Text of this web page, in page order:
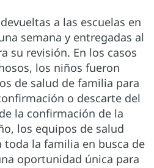
a las escuelas en
semana y entregadas al
su revisión. En los casos
los niños fueron
de salud de familia para
o descarte del
la confirmación de la
los equipos de salud
toda la familia en busca de
oportunidad única para